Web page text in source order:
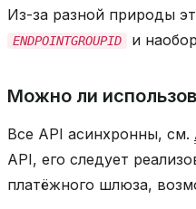
Из-за разной природы
ENDPOINTGROUPID и
Можно ли
Все API асинхронны, см.
API, его следует
платёжного шлюза,